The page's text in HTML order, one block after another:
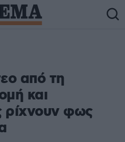
από τη
και
ρίχνουν φως